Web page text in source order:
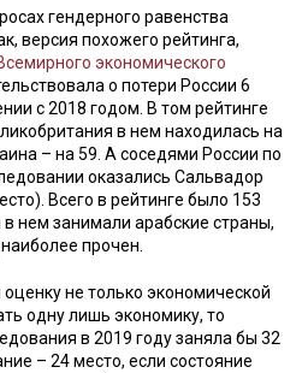
гендерного равенства
версия похожего рейтинга,
экономического
о потери России 6
с 2018 годом. В том рейтинге
в нем находилась на
– на 59. А соседями России по
оказались Сальвадор
Всего в рейтинге было 153
нем занимали арабские страны,
прочен.
не только экономической
одну лишь экономику, то
в 2019 году заняла бы 32
– 24 место, если состояние